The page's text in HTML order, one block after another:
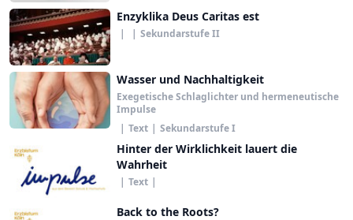
Enzyklika Deus Caritas est
| | Sekundarstufe II
Wasser und Nachhaltigkeit
Exegetische Schlaglichter und hermeneutische
Impulse
| Text | Sekundarstufe I
Hinter der Wirklichkeit lauert die
Wahrheit
| Text |
Back to the Roots?